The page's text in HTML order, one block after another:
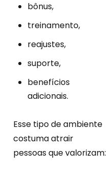
bônus,
treinamento,
reajustes,
suporte,
benefícios
adicionais.
Esse tipo de ambiente
costuma atrair
pessoas que valorizam: